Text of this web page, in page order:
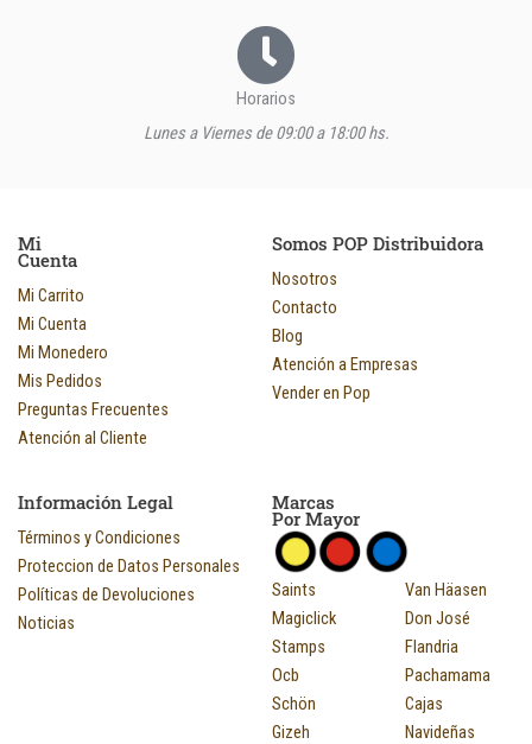
Horarios
Lunes a Viernes de 09:00 a 18:00 hs.
Mi
Cuenta
Mi Carrito
Mi Cuenta
Mi Monedero
Mis Pedidos
Preguntas Frecuentes
Atención al Cliente
Somos POP Distribuidora
Nosotros
Contacto
Blog
Atención a Empresas
Vender en Pop
Información Legal
Términos y Condiciones
Proteccion de Datos Personales
Políticas de Devoluciones
Noticias
Marcas
Por Mayor
Saints
Magiclick
Stamps
Ocb
Schön
Gizeh
Van Häasen
Don José
Flandria
Pachamama
Cajas
Navideñas